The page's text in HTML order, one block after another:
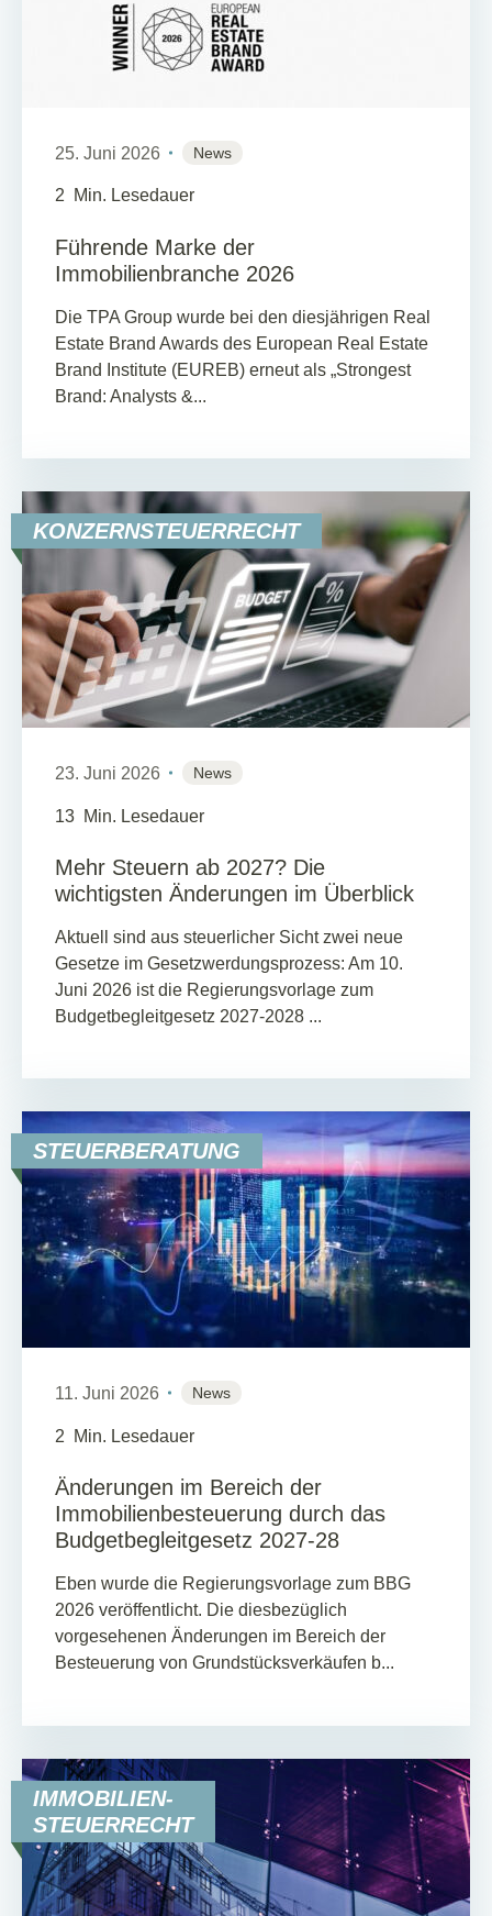
25. Juni 2026 News
2 Min. Lesedauer
Führende Marke der
Immobilienbranche 2026
Die TPA Group wurde bei den diesjährigen Real
Estate Brand Awards des European Real Estate
Brand Institute (EUREB) erneut als „Strongest
Brand: Analysts &...
KONZERNSTEUERRECHT
23. Juni 2026 News
13 Min. Lesedauer
Mehr Steuern ab 2027? Die
wichtigsten Änderungen im Überblick
Aktuell sind aus steuerlicher Sicht zwei neue
Gesetze im Gesetzwerdungsprozess: Am 10.
Juni 2026 ist die Regierungsvorlage zum
Budgetbegleitgesetz 2027-2028 ...
STEUERBERATUNG
11. Juni 2026 News
2 Min. Lesedauer
Änderungen im Bereich der
Immobilienbesteuerung durch das
Budgetbegleitgesetz 2027-28
Eben wurde die Regierungsvorlage zum BBG
2026 veröffentlicht. Die diesbezüglich
vorgesehenen Änderungen im Bereich der
Besteuerung von Grundstücksverkäufen b...
IMMOBILIEN-
STEUERRECHT